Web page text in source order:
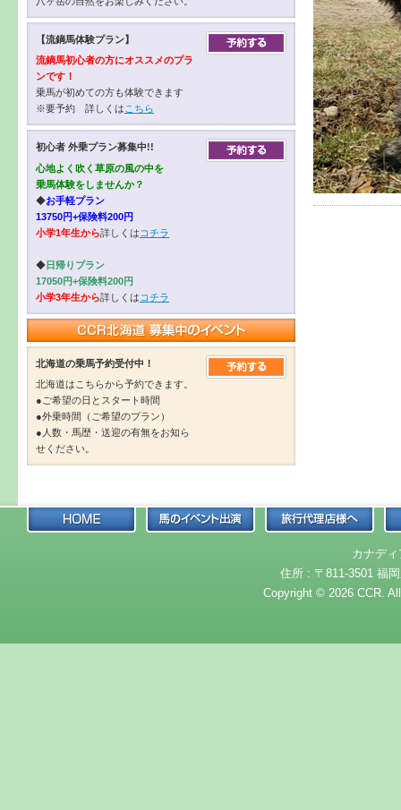
【流鏑馬体験プラン】
流鏑馬初心者の方にオススメのプラ
ンです！
乗馬が初めての方も体験できます
※要予約 詳しくは こちら
初心者 外乗プラン募集中!!
心地よく吹く草原の風の中を
乗馬体験をしませんか？
◆お手軽プラン
13750円+保険料200円
小学1年生から詳しくは コチラ
◆日帰りプラン
17050円+保険料200円
小学3年生から詳しくは コチラ
北海道の乗馬予約受付中！
北海道はこちらから予約できます。
●ご希望の日とスタート時間
●外乗時間（ご希望のプラン）
●人数・馬歴・送迎の有無をお知ら
せください。
カナデ
住所 : 〒811-3501 福
Copyright © 2026 CCR.